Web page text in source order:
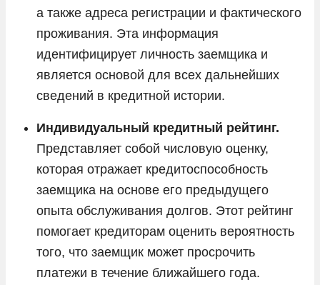
а также адреса регистрации и фактического
проживания. Эта информация
идентифицирует личность заемщика и
является основой для всех дальнейших
сведений в кредитной истории.
Индивидуальный кредитный рейтинг.
Представляет собой числовую оценку,
которая отражает кредитоспособность
заемщика на основе его предыдущего
опыта обслуживания долгов. Этот рейтинг
помогает кредиторам оценить вероятность
того, что заемщик может просрочить
платежи в течение ближайшего года.